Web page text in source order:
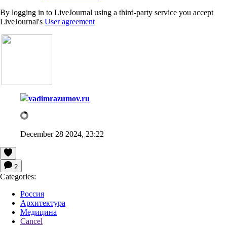
By logging in to LiveJournal using a third-party service you accept
LiveJournal's User agreement
vadimrazumov.ru
December 28 2024, 23:22
2
Categories:
Россия
Архитектура
Медицина
Cancel